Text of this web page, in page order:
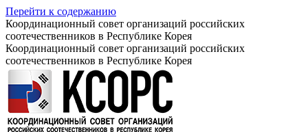
Перейти к содержанию
Координационный совет организаций российских
соотечественников в Республике Корея
Координационный совет организаций российских
соотечественников в Республике Корея